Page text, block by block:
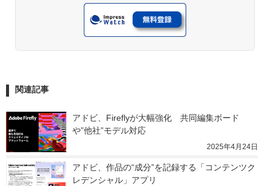
関連記事
アドビ、Fireflyが大幅強化　共同編集ボード
や”他社”モデル対応
2025年4月24日
アドビ、作品の“成分”を記録する「コンテンツク
レデンシャル」アプリ